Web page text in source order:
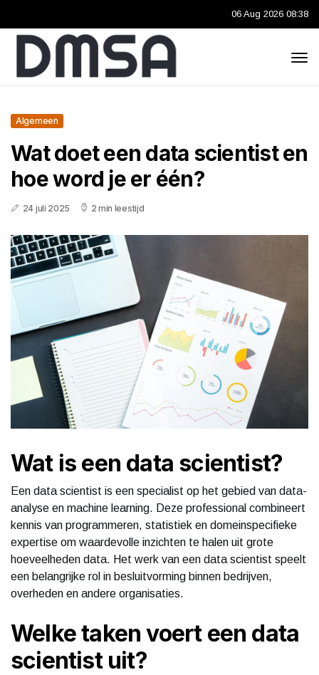
06 Aug 2026 08:38
Algemeen
Wat doet een data scientist en
hoe word je er één?
24 juli 2025 2 min leestijd
Wat is een data scientist?
Een data scientist is een specialist op het gebied van data-
analyse en machine learning. Deze professional combineert
kennis van programmeren, statistiek en domeinspecifieke
expertise om waardevolle inzichten te halen uit grote
hoeveelheden data. Het werk van een data scientist speelt
een belangrijke rol in besluitvorming binnen bedrijven,
overheden en andere organisaties.
Welke taken voert een data
scientist uit?